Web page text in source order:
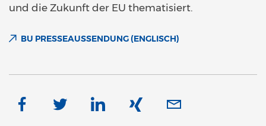
und die Zukunft der EU thematisiert.
BU PRESSEAUSSENDUNG (ENGLISCH)